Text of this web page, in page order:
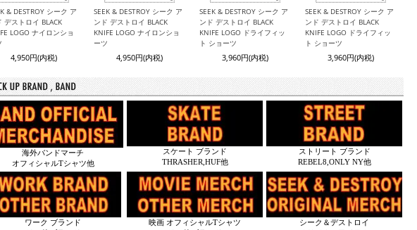
& DESTROY シーク ア
デストロイ BLACK
LOGO ナイロンショ
4,950円(内税)
SEEK & DESTROY シーク ア
ンド デストロイ BLACK
KNIFE LOGO ナイロンショ
ーツ
4,950円(内税)
SEEK & DESTROY シーク ア
ンド デストロイ BLACK
KNIFE LOGO ドライフィッ
ト ショーツ
3,960円(内税)
SEEK & DESTROY シーク ア
ンド デストロイ BLACK
KNIFE LOGO ドライフィッ
ト ショーツ
3,960円(内税)
海外バンドマーチ
オフィシャルTシャツ他
スケート ブランド
THRASHER,HUF他
ストリート ブランド
REBEL8,ONLY NY他
ワーク ブランド
映画 オフィシャルTシャツ
シーク＆デストロイ